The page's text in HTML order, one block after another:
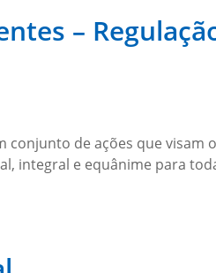
–
conjunto de ações que
integral e equânime para